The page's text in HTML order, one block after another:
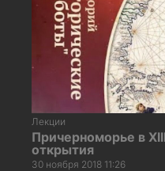
Лекции
Причерноморье в
открытия
30 ноября 2018 11:26